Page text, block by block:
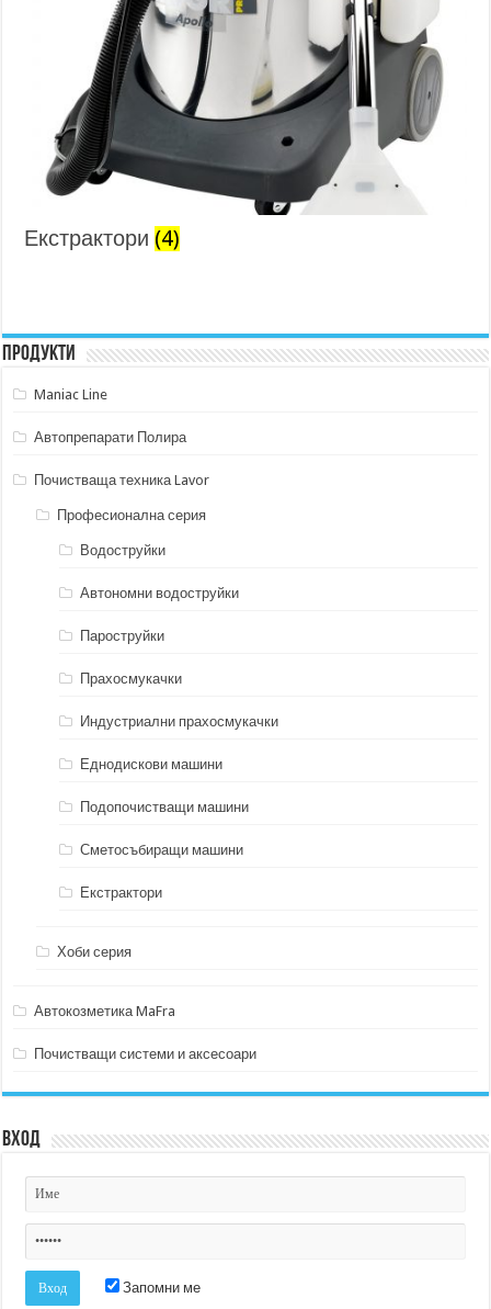
Екстрактори (4)
Продукти
Maniac Line
Автопрепарати Полира
Почистваща техника Lavor
Професионална серия
Водоструйки
Автономни водоструйки
Пароструйки
Прахосмукачки
Индустриални прахосмукачки
Еднодискови машини
Подопочистващи машини
Сметосъбиращи машини
Екстрактори
Хоби серия
Автокозметика MaFra
Почистващи системи и аксесоари
Вход
Запомни ме